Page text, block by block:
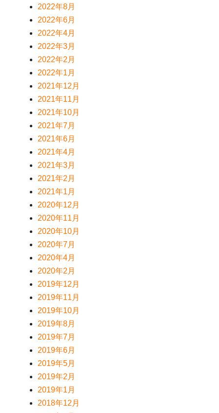
2022年8月
2022年6月
2022年4月
2022年3月
2022年2月
2022年1月
2021年12月
2021年11月
2021年10月
2021年7月
2021年6月
2021年4月
2021年3月
2021年2月
2021年1月
2020年12月
2020年11月
2020年10月
2020年7月
2020年4月
2020年2月
2019年12月
2019年11月
2019年10月
2019年8月
2019年7月
2019年6月
2019年5月
2019年2月
2019年1月
2018年12月